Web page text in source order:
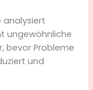
analysiert
ungewöhnliche
bevor Probleme
und